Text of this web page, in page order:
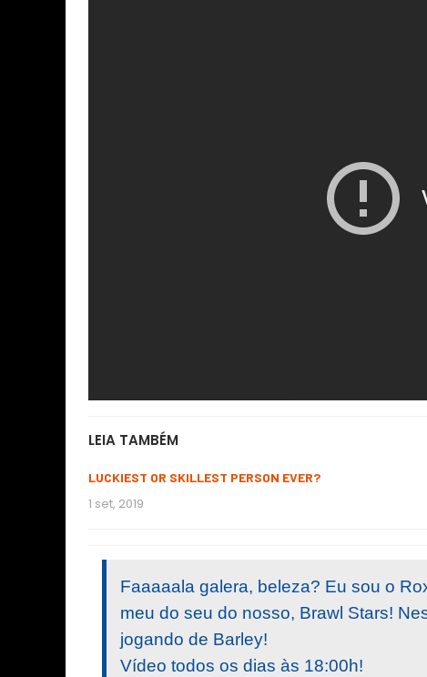
LEIA TAMBÉM
LUCKIEST OR SKILLEST PERSON EVER?
1 set, 2019
Faaaaala galera, beleza? Eu sou o
meu do seu do nosso, Brawl Stars!
jogando de Barley!
Vídeo todos os dias às 18:00h!